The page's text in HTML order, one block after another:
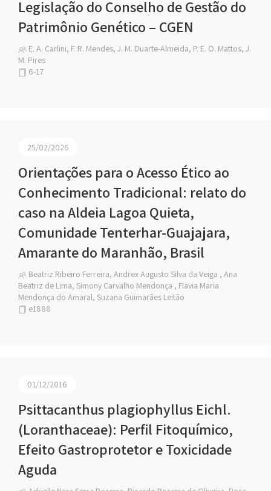
Legislação do Conselho de Gestão do
Patrimônio Genético – CGEN
E. A. Carlini, F. R. Mendes, J. M. Duarte-Almeida, P. E. O. Mattos, J.
M. Pires
6-17
25/02/2026
Orientações para o Acesso Ético ao
Conhecimento Tradicional: relato do
caso na Aldeia Lagoa Quieta,
Comunidade Tenterhar-Guajajara,
Amarante do Maranhão, Brasil
Beatriz Ribeiro Ferreira, Andrex Augusto Silva da Veiga , Ana
Beatriz de Lima, Simony Carvalho Mendonça , Flavia Maria
Mendonça do Amaral, Suzana Guimarães Leitão
e1888
01/12/2016
Psittacanthus plagiophyllus Eichl.
(Loranthaceae): Perfil Fitoquímico,
Efeito Gastroprotetor e Toxicidade
Aguda